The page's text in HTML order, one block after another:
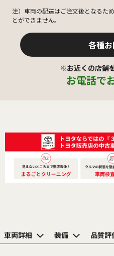
注）車両の配送はご注文後となるた
とができません。
各種
※お近くの店舗
お電話で
車両詳細 装備 品質評